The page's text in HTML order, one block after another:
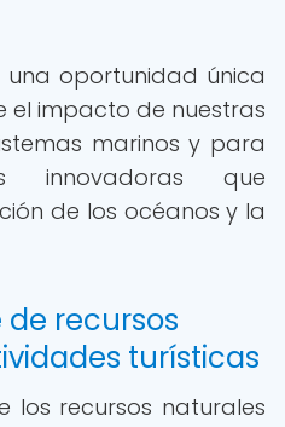
una oportunidad única
el impacto de nuestras
marinos y para
innovadoras que
de los océanos y la
de recursos
turísticas
los recursos naturales